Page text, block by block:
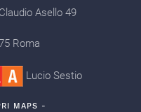
Asello 49
Roma
Lucio Sestio
MAPS -